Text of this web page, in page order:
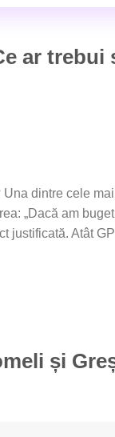
ar trebui
dintre cele
„Dacă am
justificată. Atât
și